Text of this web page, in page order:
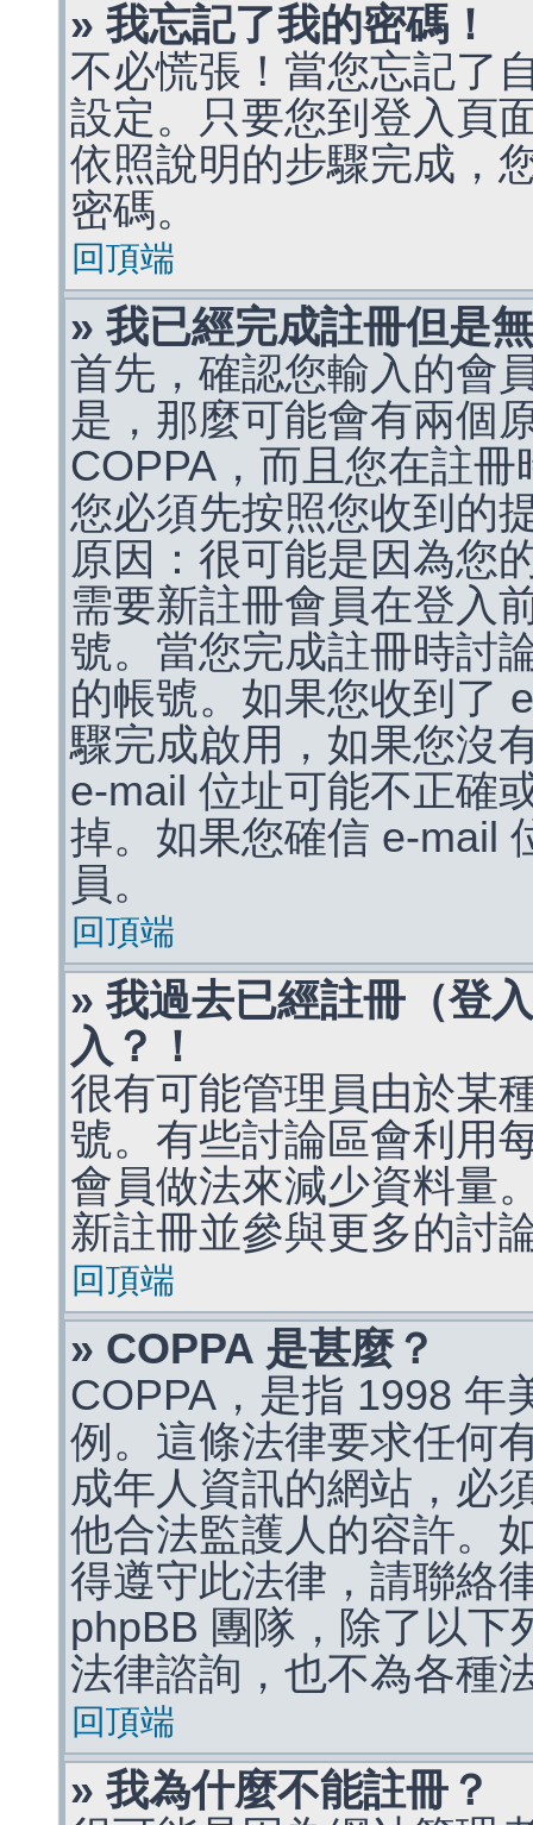
» 我忘記了我的密碼！
不必慌張！當您忘記了
設定。只要您到登入頁
依照說明的步驟完成，
密碼。
回頂端
» 我已經完成註冊但是
首先，確認您輸入的會
是，那麼可能會有兩個
COPPA，而且您在註
您必須先按照您收到的
原因：很可能是因為您
需要新註冊會員在登入
號。當您完成註冊時討
的帳號。如果您收到了
驟完成啟用，如果您沒
e-mail 位址可能不正確
掉。如果您確信 e-mail
員。
回頂端
» 我過去已經註冊（登
入？！
很有可能管理員由於某
號。有些討論區會利用
會員做法來減少資料量
新註冊並參與更多的討
回頂端
» COPPA 是甚麼？
COPPA，是指 1998 年
例。這條法律要求任何
成年人資訊的網站，必
他合法監護人的容許。
得遵守此法律，請聯絡
phpBB 團隊，除了以下
法律諮詢，也不為各種
回頂端
» 我為什麼不能註冊？